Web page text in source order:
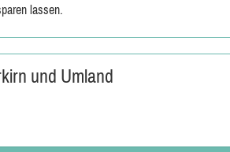
lassen.
und Umland